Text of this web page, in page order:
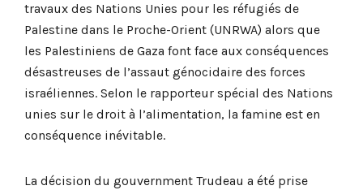
travaux des Nations Unies pour les réfugiés de
Palestine dans le Proche-Orient (UNRWA) alors que
les Palestiniens de Gaza font face aux conséquences
désastreuses de l’assaut génocidaire des forces
israéliennes. Selon le rapporteur spécial des Nations
unies sur le droit à l’alimentation, la famine est en
conséquence inévitable.
La décision du gouvernment Trudeau a été prise